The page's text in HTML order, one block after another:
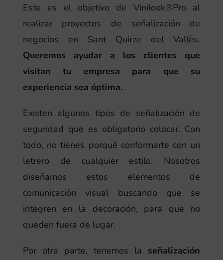
Este es el objetivo de Vinilook®Pro al
realizar proyectos de señalización de
negocios en Sant Quirze del Vallès.
Queremos ayudar a los clientes que
visitan tu empresa para que su
experiencia sea óptima.
Existen algunos tipos de señalización de
seguridad que es obligatorio colocar. Con
todo, no tienes porqué conformarte con un
letrero de cualquier estilo. Nosotros
diseñamos estos elementos de
comunicación visual buscando que se
integren en la decoración, para que no
queden fuera de lugar.
Por otra parte, tenemos la señalización